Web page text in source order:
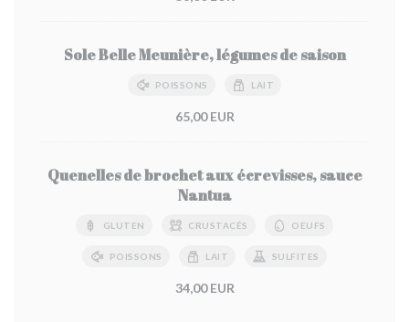
Sole Belle Meunière, légumes de saison
POISSONS LAIT
65,00 EUR
Quenelles de brochet aux écrevisses, sauce
Nantua
GLUTEN CRUSTACÉS OEUFS
POISSONS LAIT SULFITES
34,00 EUR